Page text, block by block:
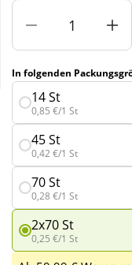
Tierbedarf
Wellness
In folgenden
14 St
0,85 €/1 St
45 St
0,42 €/1 St
70 St
0,28 €/1 St
2x70 St
0,25 €/1 St